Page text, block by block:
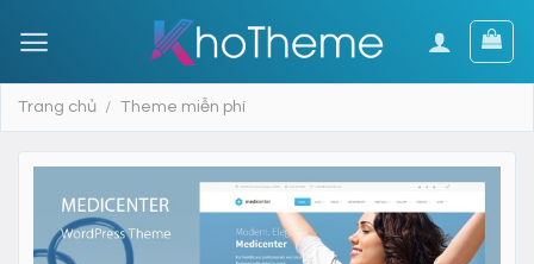
to
content
Trang chủ / Theme miễn phí